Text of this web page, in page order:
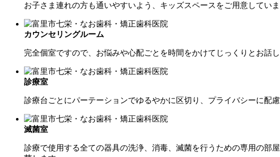
お子さま連れの方も通いやすいよう、キッズスペースをご用意してい
カウンセリングルーム
完全個室ですので、お悩みや心配ごとを時間をかけてじっくりとお話
診療室
診療台ごとにパーテーションでゆるやかに区切り、プライバシーに配
滅菌室
診療で使用する全ての器具の洗浄、消毒、滅菌を行うための専用の部